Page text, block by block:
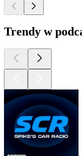
Trendy w